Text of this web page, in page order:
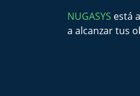
NUGASYS está
a alcanzar tus